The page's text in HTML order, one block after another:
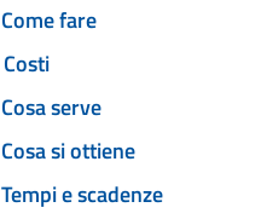
Come fare
Costi
Cosa serve
Cosa si ottiene
Tempi e scadenze